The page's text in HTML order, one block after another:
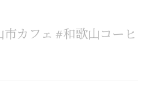
カフェ #和歌山コーヒ